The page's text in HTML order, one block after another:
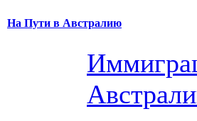
На Пути в Австралию